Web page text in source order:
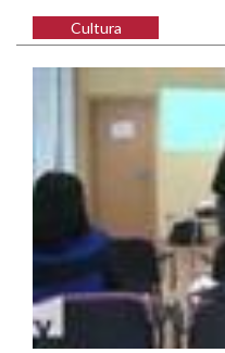
Cultura